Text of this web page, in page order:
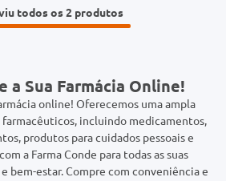
todos os 2
a Sua Farmácia Online!
online! Oferecemos uma ampla
incluindo medicamentos,
produtos para cuidados pessoais e
a Farma Conde para todas as suas
bem-estar. Compre com conveniência e